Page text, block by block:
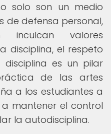
solo son un medio
de defensa personal,
valores
disciplina, el respeto
disciplina es un pilar
de las artes
a los estudiantes a
mantener el control
la autodisciplina.